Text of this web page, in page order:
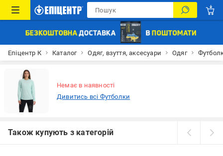
Епіцентр К Каталог Одяг, взуття, аксесуари Одяг
Немає в наявності
Дивитись всі Футболки
Також купують з категорій